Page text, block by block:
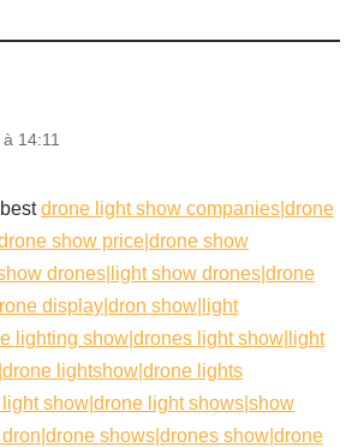
14:11
drone light show companies|drone
show price|drone show
drones|light show drones|drone
display|dron show|light
lighting show|drones light show|light
lightshow|drone lights
show|drone light shows|show
shows|drones show|drone